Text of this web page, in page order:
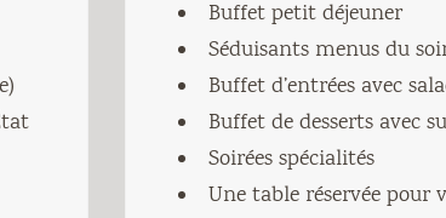
Buffet petit déjeuner
Séduisants menus du
Buffet d’entrées avec
Buffet de desserts avec
Soirées spécialités
Une table réservée